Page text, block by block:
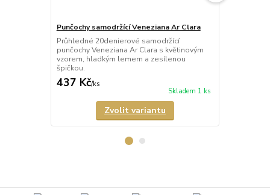
Punčochy samodržící Veneziana Ar Clara
Průhledné 20denierové samodržící
punčochy Veneziana Ar Clara s květinovým
vzorem, hladkým lemem a zesílenou
špičkou.
437 Kč/ks
Skladem 1 ks
Zvolit variantu